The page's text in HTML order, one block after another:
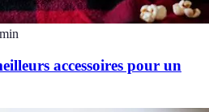
min
accessoires pour un